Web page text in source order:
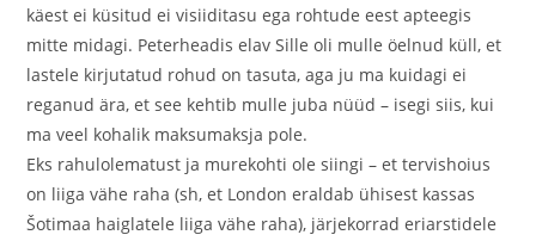
käest ei küsitud ei visiiditasu ega rohtude eest apteegis
mitte midagi. Peterheadis elav Sille oli mulle öelnud küll, et
lastele kirjutatud rohud on tasuta, aga ju ma kuidagi ei
reganud ära, et see kehtib mulle juba nüüd – isegi siis, kui
ma veel kohalik maksumaksja pole.
Eks rahulolematust ja murekohti ole siingi – et tervishoius
on liiga vähe raha (sh, et London eraldab ühisest kassas
Šotimaa haiglatele liiga vähe raha), järjekorrad eriarstidele